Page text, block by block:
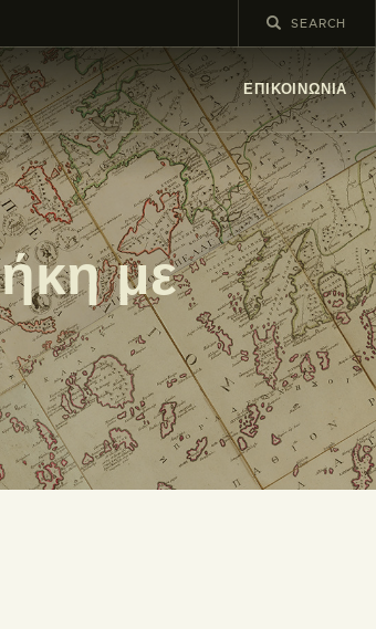
ΕΠΙΚΟΙΝΩΝΊΑ
με